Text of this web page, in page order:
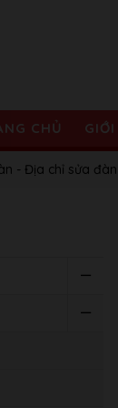
CHỦ
- Địa chỉ sửa